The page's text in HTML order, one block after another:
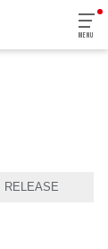
MENU
RELEASE